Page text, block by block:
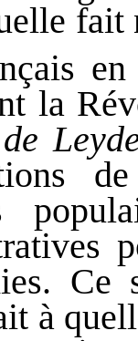
fait
la
Ce
à